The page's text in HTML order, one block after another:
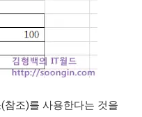
참조)를 사용한다는 것을